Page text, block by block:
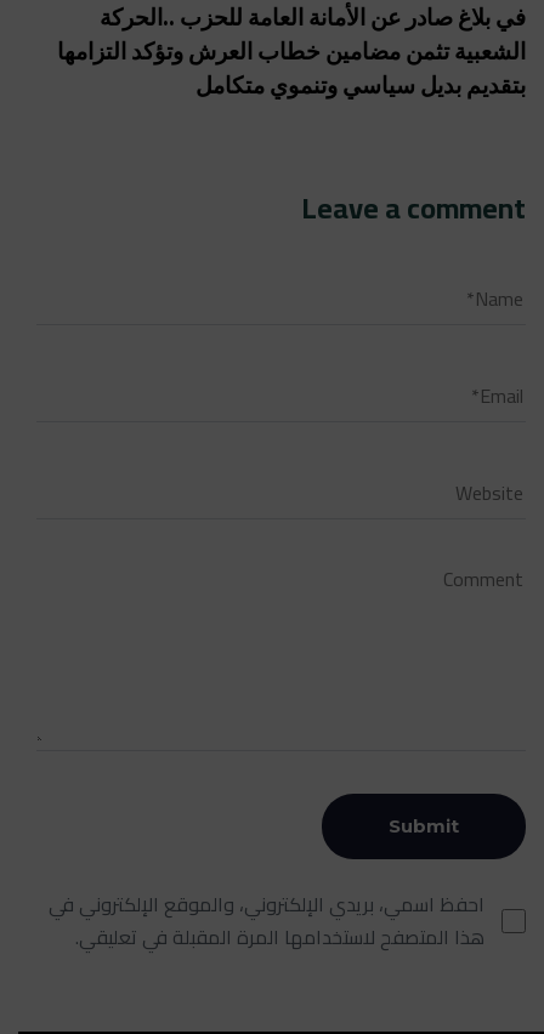
في بلاغ صادر عن الأمانة العامة للحزب ..الحركة
الشعبية تثمن مضامين خطاب العرش وتؤكد التزامها
بتقديم بديل سياسي وتنموي متكامل
Leave a comment
احفظ اسمي، بريدي الإلكتروني، والموقع الإلكتروني في
هذا المتصفح لاستخدامها المرة المقبلة في تعليقي.